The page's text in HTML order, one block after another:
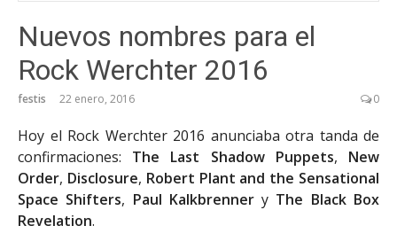
Nuevos nombres para el
Rock Werchter 2016
festis 22 enero, 2016 0
Hoy el Rock Werchter 2016 anunciaba otra tanda de
confirmaciones: The Last Shadow Puppets, New
Order, Disclosure, Robert Plant and the Sensational
Space Shifters, Paul Kalkbrennery The Black Box
Revelation.